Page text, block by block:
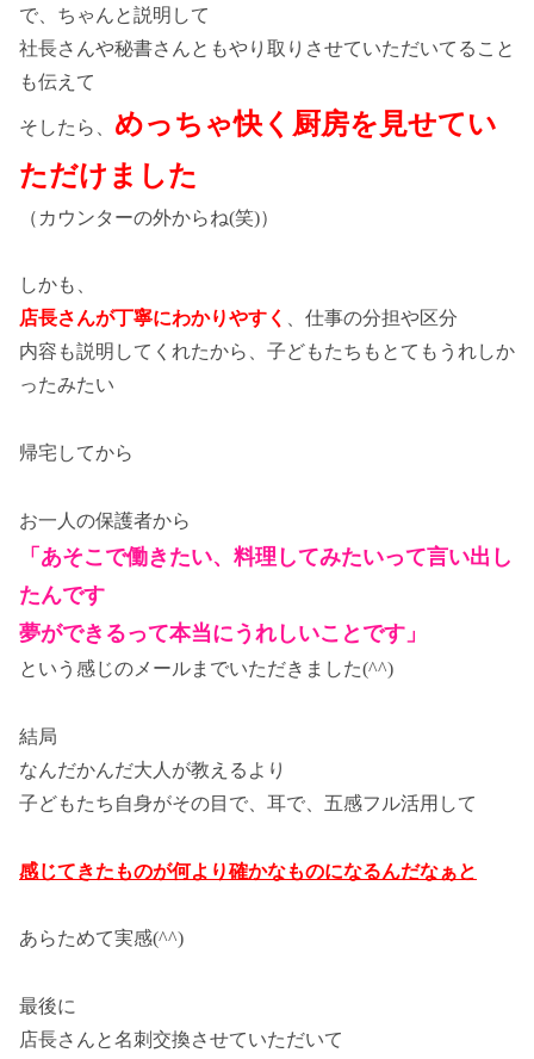
で、ちゃんと説明して
社長さんや秘書さんともやり取りさせていただいてること
も伝えて
そしたら、 めっちゃ快く厨房を見せてい
ただけました
（カウンターの外からね(笑)）
しかも、
店長さんが丁寧にわかりやすく 、仕事の分担や区分
内容も説明してくれたから、子どもたちもとてもうれしか
ったみたい
帰宅してから
お一人の保護者から
「あそこで働きたい、料理してみたいって言い出し
たんです
夢ができるって本当にうれしいことです」
という感じのメールまでいただきました(^^)
結局
なんだかんだ大人が教えるより
子どもたち自身がその目で、耳で、五感フル活用して
感じてきたものが何より確かなものになるんだなぁと
あらためて実感(^^)
最後に
店長さんと名刺交換させていただいて